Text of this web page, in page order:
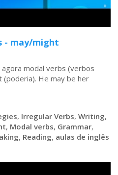
- may/might
modal verbs (verbos
(poderia). He may be her
, Irregular Verbs, Writing,
, Modal verbs, Grammar,
, Reading, aulas de inglês